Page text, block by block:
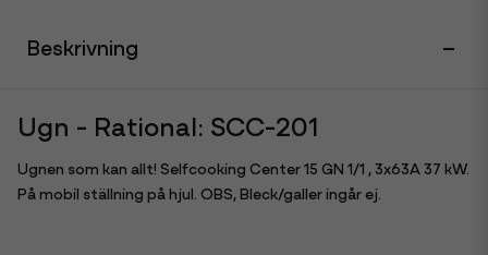
Beskrivning
Ugn - Rational: SCC-201
Ugnen som kan allt! Selfcooking Center 15 GN 1/1 , 3x63A 37 kW.
På mobil ställning på hjul. OBS, Bleck/galler ingår ej.